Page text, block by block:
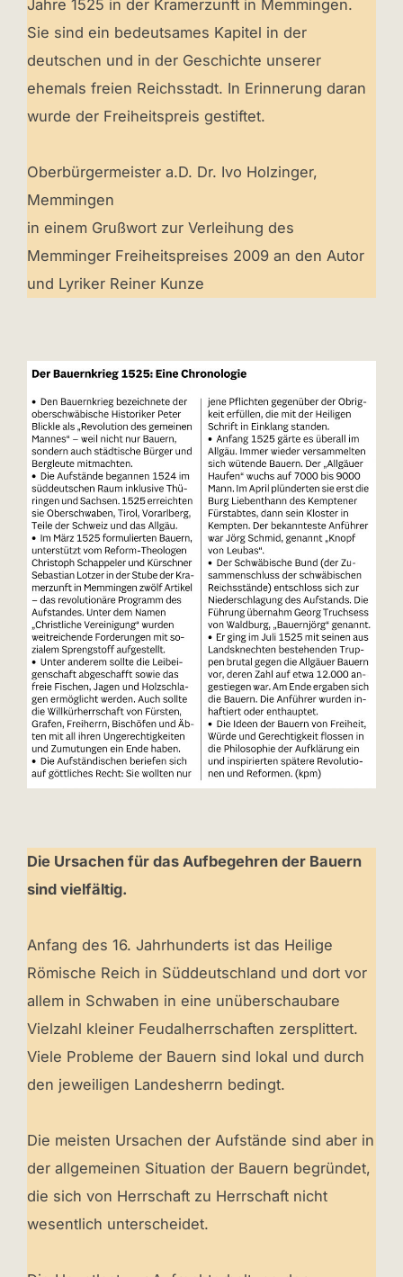
Jahre 1525 in der Kramerzunft in Memmingen.
Sie sind ein bedeutsames Kapitel in der
deutschen und in der Geschichte unserer
ehemals freien Reichsstadt. In Erinnerung daran
wurde der Freiheitspreis gestiftet.
Oberbürgermeister a.D. Dr. Ivo Holzinger,
Memmingen
in einem Grußwort zur Verleihung des
Memminger Freiheitspreises 2009 an den Autor
und Lyriker Reiner Kunze
Die Ursachen für das Aufbegehren der Bauern
sind vielfältig.
Anfang des 16. Jahrhunderts ist das Heilige
Römische Reich in Süddeutschland und dort vor
allem in Schwaben in eine unüberschaubare
Vielzahl kleiner Feudalherrschaften zersplittert.
Viele Probleme der Bauern sind lokal und durch
den jeweiligen Landesherrn bedingt.
Die meisten Ursachen der Aufstände sind aber in
der allgemeinen Situation der Bauern begründet,
die sich von Herrschaft zu Herrschaft nicht
wesentlich unterscheidet.